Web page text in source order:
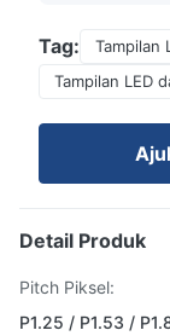
Tag: Tampilan
Tampilan LED
Detail Produk
Pitch Piksel:
P1.25 / P1.53 /